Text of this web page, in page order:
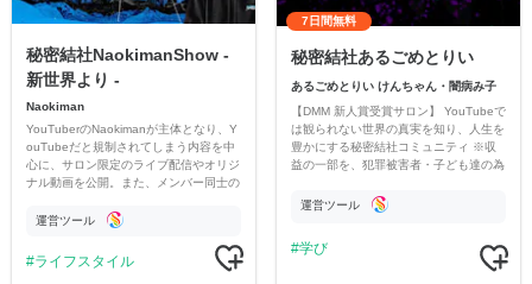
秘密結社NaokimanShow -
新世界より -
Naokiman
YouTuberのNaokimanが主体となり、Y
ouTubeだと規制されてしまう内容を中
心に、サロン限定のライブ配信やオリジ
ナル動画を公開。また、メンバー同士の
ただいています。
運営ツール
ライフスタイル
7日間無料
秘密結社あるごめとりい
あるごめとりい けんちゃん・闇病み子
【DMM 新人賞受賞サロン】 YouTubeで
は観られない世界の真実を知り、人生を
豊かにする秘密結社コミュニティ ※収
益の一部を、犯罪被害者・子ども達の為
す運営ツール
学び